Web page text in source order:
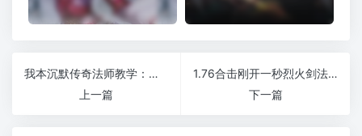
我本沉默传奇法师教学：如何成为传奇私服中的顶尖法师
上一篇
1.76合击刚开一秒烈火剑法对战士非常的有利
下一篇